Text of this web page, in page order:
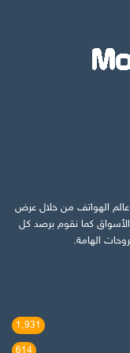
الهواتف من خلال عرض
كما نقوم برصد كل
الهامة.
1٬931
614